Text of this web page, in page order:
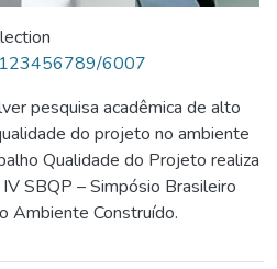
123456789/6007
pesquisa acadêmica de alto
do projeto no ambiente
Qualidade do Projeto realiza
SBQP – Simpósio Brasileiro
Ambiente Construído.